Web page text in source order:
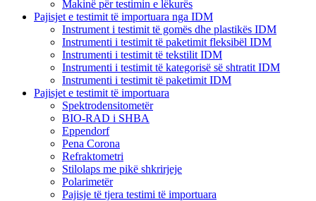
Makinë për testimin e lëkurës
Pajisjet e testimit të importuara nga IDM
Instrument i testimit të gomës dhe plastikës IDM
Instrumenti i testimit të paketimit fleksibël IDM
Instrumenti i testimit të tekstilit IDM
Instrumenti i testimit të kategorisë së shtratit IDM
Instrumenti i testimit të paketimit IDM
Pajisjet e testimit të importuara
Spektrodensitometër
BIO-RAD i SHBA
Eppendorf
Pena Corona
Refraktometri
Stilolaps me pikë shkrirjeje
Polarimetër
Pajisje të tjera testimi të importuara